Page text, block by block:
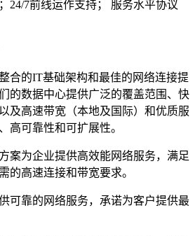
24/7前线运作支持； 服务水平协议
合的IT基础架构和最佳的网络连接提
的数据中心提供广泛的覆盖范围、快
及高速带宽（本地及国际）和优质服
高可靠性和可扩展性。
案为企业提供高效能网络服务，满足
的高速连接和带宽要求。
可靠的网络服务，承诺为客户提供最